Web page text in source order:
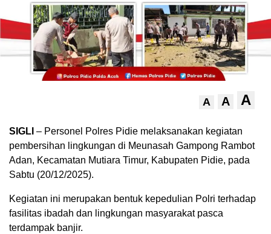
A A A
SIGLI – Personel Polres Pidie melaksanakan kegiatan
pembersihan lingkungan di Meunasah Gampong Rambot
Adan, Kecamatan Mutiara Timur, Kabupaten Pidie, pada
Sabtu (20/12/2025).
Kegiatan ini merupakan bentuk kepedulian Polri terhadap
fasilitas ibadah dan lingkungan masyarakat pasca
terdampak banjir.